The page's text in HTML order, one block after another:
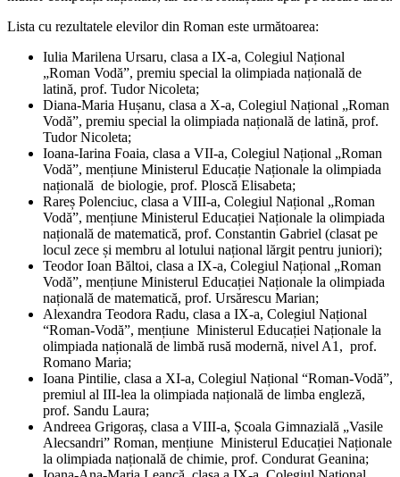
Lista cu rezultatele elevilor din Roman este următoarea:
Iulia Marilena Ursaru, clasa a IX-a, Colegiul Național
„Roman Vodă”, premiu special la olimpiada națională de
latină, prof. Tudor Nicoleta;
Diana-Maria Hușanu, clasa a X-a, Colegiul Național „Roman
Vodă”, premiu special la olimpiada națională de latină, prof.
Tudor Nicoleta;
Ioana-Iarina Foaia, clasa a VII-a, Colegiul Național „Roman
Vodă”, mențiune Ministerul Educație Naționale la olimpiada
națională de biologie, prof. Ploscă Elisabeta;
Rareș Polenciuc, clasa a VIII-a, Colegiul Național „Roman
Vodă”, mențiune Ministerul Educației Naționale la olimpiada
națională de matematică, prof. Constantin Gabriel (clasat pe
locul zece și membru al lotului național lărgit pentru juniori);
Teodor Ioan Băltoi, clasa a IX-a, Colegiul Național „Roman
Vodă”, mențiune Ministerul Educației Naționale la olimpiada
națională de matematică, prof. Ursărescu Marian;
Alexandra Teodora Radu, clasa a IX-a, Colegiul Național
“Roman-Vodă”, mențiune Ministerul Educației Naționale la
olimpiada națională de limbă rusă modernă, nivel A1, prof.
Romano Maria;
Ioana Pintilie, clasa a XI-a, Colegiul Național “Roman-Vodă”,
premiul al III-lea la olimpiada națională de limba engleză,
prof. Sandu Laura;
Andreea Grigoraș, clasa a VIII-a, Școala Gimnazială „Vasile
Alecsandri” Roman, mențiune Ministerul Educației Naționale
la olimpiada națională de chimie, prof. Condurat Geanina;